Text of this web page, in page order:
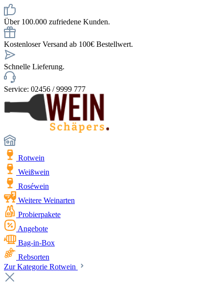
Über 100.000 zufriedene Kunden.
Kostenloser Versand ab 100€ Bestellwert.
Schnelle Lieferung.
Service: 02456 / 9999 777
Rotwein
Weißwein
Roséwein
Weitere Weinarten
Probierpakete
Angebote
Bag-in-Box
Rebsorten
Zur Kategorie Rotwein